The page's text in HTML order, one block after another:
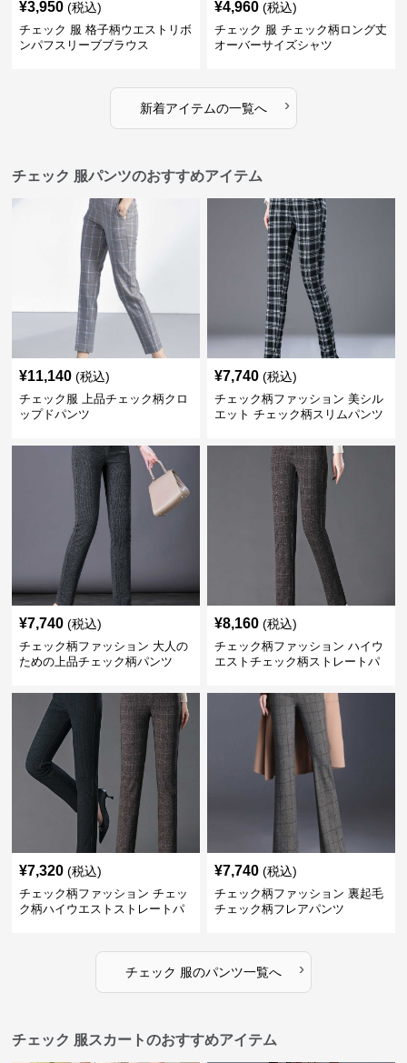
¥3,950 (税込)
チェック 服 格子柄ウエストリボ
ンパフスリーブブラウス
¥4,960 (税込)
チェック 服 チェック柄ロング丈
オーバーサイズシャツ
新着アイテムの一覧へ ›
チェック 服パンツのおすすめアイテム
¥11,140 (税込)
チェック服 上品チェック柄クロ
ップドパンツ
¥7,740 (税込)
チェック柄ファッション 美シル
エット チェック柄スリムパンツ
¥7,740 (税込)
チェック柄ファッション 大人の
ための上品チェック柄パンツ
¥8,160 (税込)
チェック柄ファッション ハイウ
エストチェック柄ストレートパ
¥7,320 (税込)
チェック柄ファッション チェッ
ク柄ハイウエストストレートパ
¥7,740 (税込)
チェック柄ファッション 裏起毛
チェック柄フレアパンツ
チェック 服のパンツ一覧へ ›
チェック 服スカートのおすすめアイテム